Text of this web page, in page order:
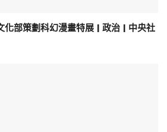
部策劃科幻漫畫特展 | 政治 | 中央社